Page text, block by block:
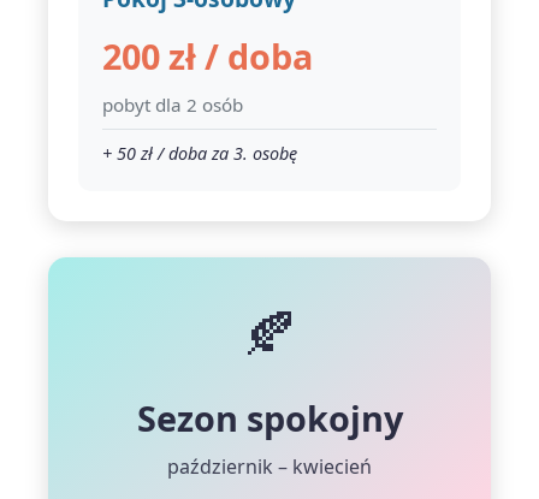
200 zł / doba
pobyt dla 2 osób
+ 50 zł / doba za 3. osobę
🍂
Sezon spokojny
październik – kwiecień